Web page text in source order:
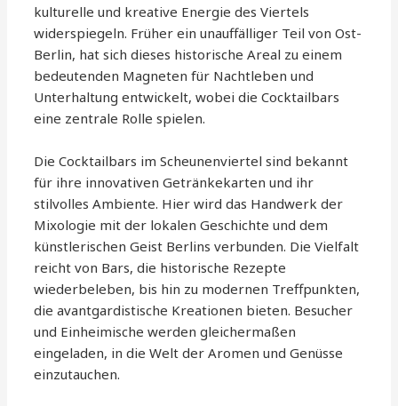
kulturelle und kreative Energie des Viertels
widerspiegeln. Früher ein unauffälliger Teil von Ost-
Berlin, hat sich dieses historische Areal zu einem
bedeutenden Magneten für Nachtleben und
Unterhaltung entwickelt, wobei die Cocktailbars
eine zentrale Rolle spielen.
Die Cocktailbars im Scheunenviertel sind bekannt
für ihre innovativen Getränkekarten und ihr
stilvolles Ambiente. Hier wird das Handwerk der
Mixologie mit der lokalen Geschichte und dem
künstlerischen Geist Berlins verbunden. Die Vielfalt
reicht von Bars, die historische Rezepte
wiederbeleben, bis hin zu modernen Treffpunkten,
die avantgardistische Kreationen bieten. Besucher
und Einheimische werden gleichermaßen
eingeladen, in die Welt der Aromen und Genüsse
einzutauchen.